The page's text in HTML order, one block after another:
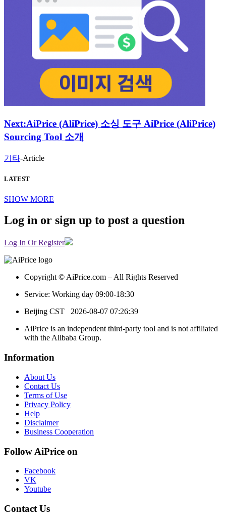
Next:AiPrice (AliPrice) 소싱 도구 AiPrice (AliPrice)
Sourcing Tool 소개
기타-Article
LATEST
SHOW MORE
Log in or sign up to post a question
Log In Or Register
Copyright © AiPrice.com – All Rights Reserved
Service: Working day 09:00-18:30
Beijing CST 2026-08-07 07:26:39
AiPrice is an independent third-party tool and is not affiliated
with the Alibaba Group.
Information
About Us
Contact Us
Terms of Use
Privacy Policy
Help
Disclaimer
Business Cooperation
Follow AiPrice on
Facebook
VK
Youtube
Contact Us